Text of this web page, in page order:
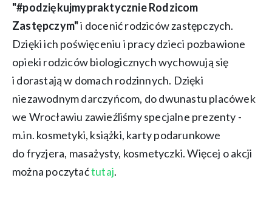
"#podziękujmypraktycznie Rodzicom
Zastępczym"i docenić rodziców zastępczych.
Dzięki ich poświęceniu i pracy dzieci pozbawione
opieki rodziców biologicznych wychowują się
i dorastają w domach rodzinnych. Dzięki
niezawodnym darczyńcom, do dwunastu placówek
we Wrocławiu zawieźliśmy specjalne prezenty -
m.in. kosmetyki, książki, karty podarunkowe
do fryzjera, masażysty, kosmetyczki. Więcej o akcji
można poczytaćtutaj.